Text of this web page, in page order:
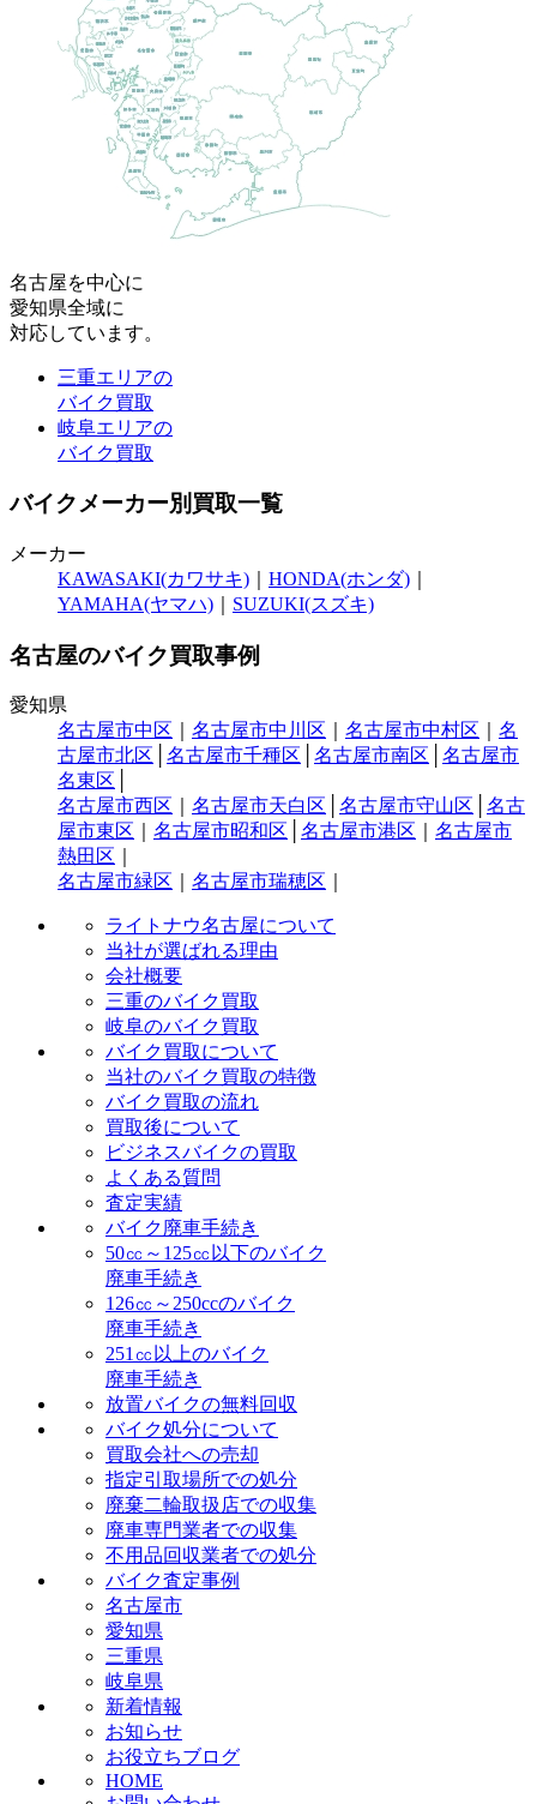
名古屋を中心に
愛知県全域に
対応しています。
三重エリアの
バイク買取
岐阜エリアの
バイク買取
バイクメーカー別買取一覧
メーカー
KAWASAKI(カワサキ)
HONDA(ホンダ)
YAMAHA(ヤマハ)
SUZUKI(スズキ)
名古屋のバイク買取事例
愛知県
名古屋市中区
名古屋市中川区 名古屋市中村区
名
古屋市北区
名古屋市千種区 名古屋市南区
名古屋市
名東区
名古屋市西区
名古屋市天白区 名古屋市守山区
名古
屋市東区
名古屋市昭和区 名古屋市港区
名古屋市
熱田区
名古屋市緑区
名古屋市瑞穂区
ライトナウ名古屋について
当社が選ばれる理由
会社概要
三重のバイク買取
岐阜のバイク買取
バイク買取について
当社のバイク買取の特徴
バイク買取の流れ
買取後について
ビジネスバイクの買取
よくある質問
査定実績
バイク廃車手続き
50㏄～125㏄以下のバイク
廃車手続き
126㏄～250ccのバイク
廃車手続き
251㏄以上のバイク
廃車手続き
放置バイクの無料回収
バイク処分について
買取会社への売却
指定引取場所での処分
廃棄二輪取扱店での収集
廃車専門業者での収集
不用品回収業者での処分
バイク査定事例
名古屋市
愛知県
三重県
岐阜県
新着情報
お知らせ
お役立ちブログ
HOME